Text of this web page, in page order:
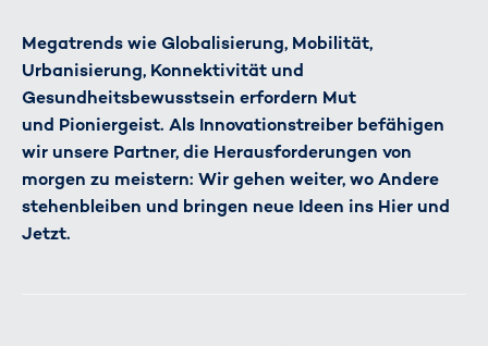
Megatrends wie Globalisierung, Mobilität,
Urbanisierung, Konnektivität und
Gesundheitsbewusstsein erfordern Mut
und Pioniergeist. Als Innovationstreiber befähigen
wir unsere Partner, die Herausforderungen von
morgen zu meistern: Wir gehen weiter, wo Andere
stehenbleiben und bringen neue Ideen ins Hier und
Jetzt.